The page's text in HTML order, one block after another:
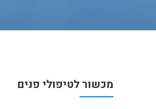
מכשור לטיפולי פנים